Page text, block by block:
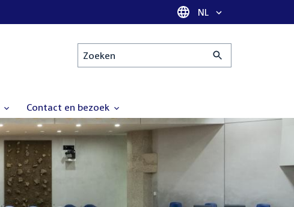
Taal selectie
NL
Zoeken
Contact en bezoek